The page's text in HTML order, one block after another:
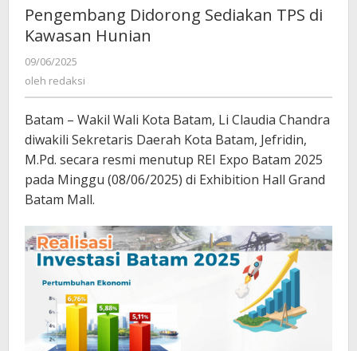
di
Kawasan
Pengembang Didorong Sediakan TPS di
Kawasan Hunian
09/06/2025
redaksi
oleh redaksi
Batam – Wakil Wali Kota Batam, Li Claudia Chandra
diwakili Sekretaris Daerah Kota Batam, Jefridin,
M.Pd. secara resmi menutup REI Expo Batam 2025
pada Minggu (08/06/2025) di Exhibition Hall Grand
Batam Mall.